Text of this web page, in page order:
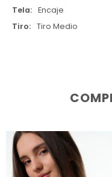
Tela
Encaje
Tiro
Tiro Medio